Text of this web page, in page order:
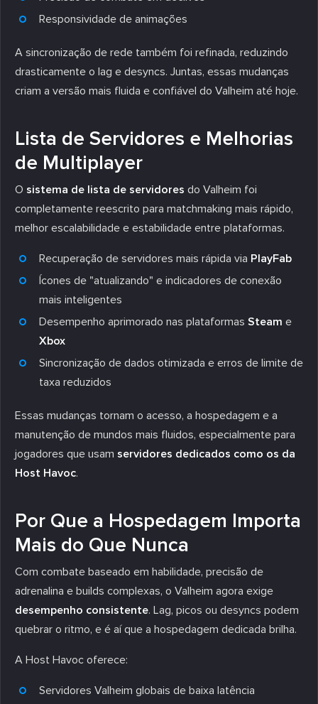
Responsividade de animações
A sincronização de rede também foi refinada, reduzindo
drasticamente o lag e desyncs. Juntas, essas mudanças
criam a versão mais fluida e confiável do Valheim até hoje.
Lista de Servidores e Melhorias
de Multiplayer
O sistema de lista de servidores do Valheim foi
completamente reescrito para matchmaking mais rápido,
melhor escalabilidade e estabilidade entre plataformas.
Recuperação de servidores mais rápida via PlayFab
Ícones de "atualizando" e indicadores de conexão
mais inteligentes
Desempenho aprimorado nas plataformas Steam e
Xbox
Sincronização de dados otimizada e erros de limite de
taxa reduzidos
Essas mudanças tornam o acesso, a hospedagem e a
manutenção de mundos mais fluidos, especialmente para
jogadores que usam servidores dedicados como os da
Host Havoc.
Por Que a Hospedagem Importa
Mais do Que Nunca
Com combate baseado em habilidade, precisão de
adrenalina e builds complexas, o Valheim agora exige
desempenho consistente. Lag, picos ou desyncs podem
quebrar o ritmo, e é aí que a hospedagem dedicada brilha.
A Host Havoc oferece:
Servidores Valheim globais de baixa latência